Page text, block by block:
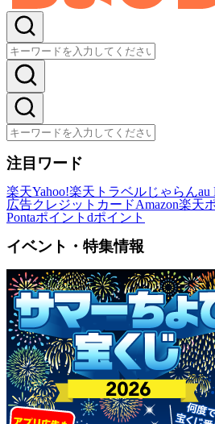
注目ワード
楽天Yahoo!楽天トラベルじゃらんau
広告クレジットカードAmazon楽天
Pontaポイント dポイント
イベント・特集情報